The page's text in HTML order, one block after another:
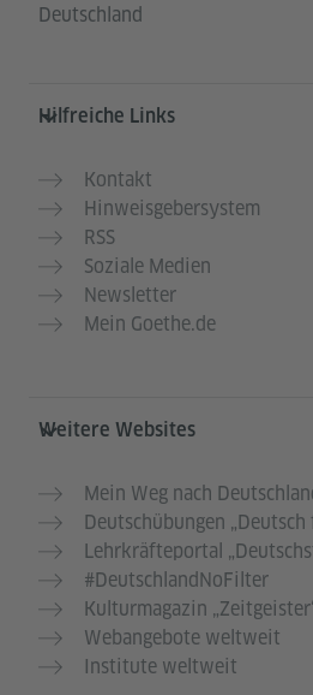
Deutschland
Hilfreiche Links
Kontakt
Hinweisgebersystem
RSS
Soziale Medien
Newsletter
Mein Goethe.de
Weitere Websites
Mein Weg nach
Deutschübungen „Deutsch
Lehrkräfteportal
#DeutschlandNoFilter
Kulturmagazin
Webangebote weltweit
Institute weltweit